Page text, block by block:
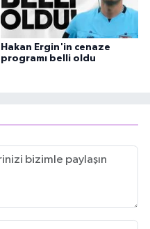
Hakan Ergin'in cenaze
programı belli oldu